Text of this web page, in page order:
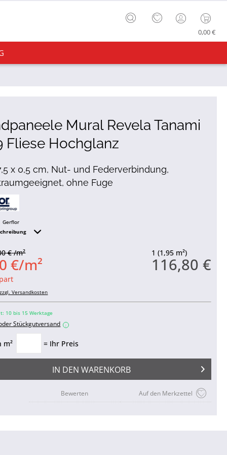
0,00 €
Mural Revela Tanami
Fliese Hochglanz
x 0,5 cm, Nut- und Federverbindung,
ohne Fuge
Gerflor
1 (1,95 m²)
116,80 €
€ /m²
€/m²
zzgl. Versandkosten
10 bis 15 Werktage
Stückgutversand i
m² = Ihr Preis
IN DEN WARENKORB
Auf den Merkzettel
Bewerten